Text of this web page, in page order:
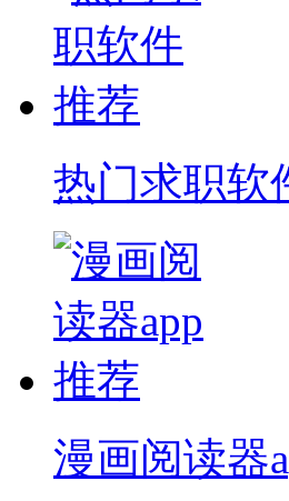
热门求职软
漫画阅读器